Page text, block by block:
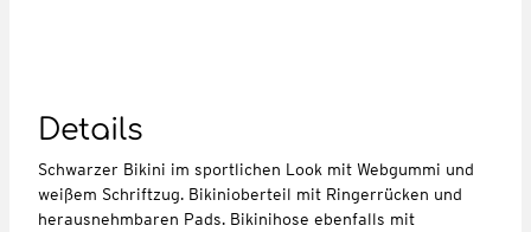
Details
Schwarzer Bikini im sportlichen Look mit Webgummi und
weißem Schriftzug. Bikinioberteil mit Ringerrücken und
herausnehmbaren Pads. Bikinihose ebenfalls mit